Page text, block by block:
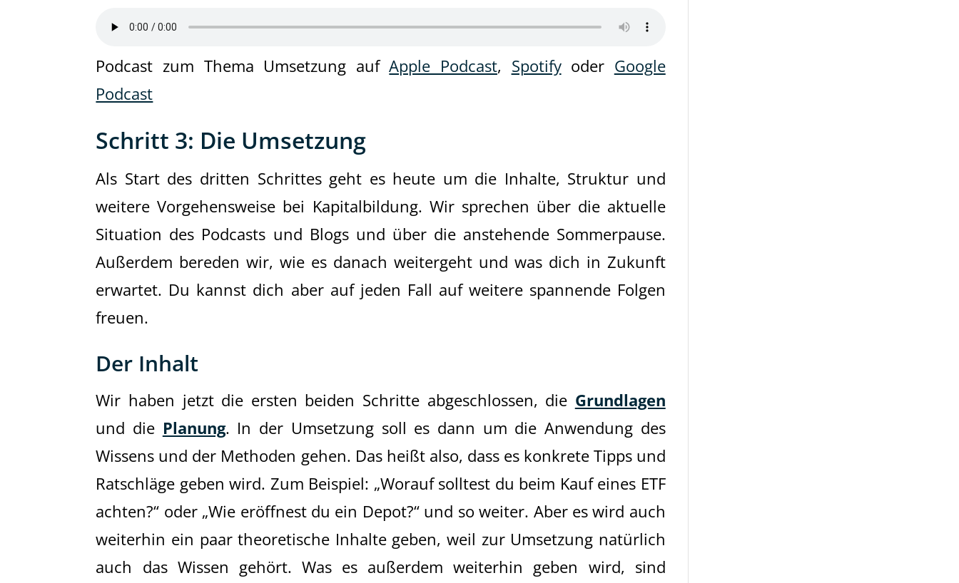
Podcast zum Thema Umsetzung aufApple Podcast, Spotifyoder Google
Podcast
Schritt 3: Die Umsetzung
Als Start des dritten Schrittes geht es heute um die Inhalte, Struktur und
weitere Vorgehensweise bei Kapitalbildung. Wir sprechen über die aktuelle
Situation des Podcasts und Blogs und über die anstehende Sommerpause.
Außerdem bereden wir, wie es danach weitergeht und was dich in Zukunft
erwartet. Du kannst dich aber auf jeden Fall auf weitere spannende Folgen
freuen.
Der Inhalt
Wir haben jetzt die ersten beiden Schritte abgeschlossen, die Grundlagen
und die Planung. In der Umsetzung soll es dann um die Anwendung des
Wissens und der Methoden gehen. Das heißt also, dass es konkrete Tipps und
Ratschläge geben wird. Zum Beispiel: „Worauf solltest du beim Kauf eines ETF
achten?“ oder „Wie eröffnest du ein Depot?“ und so weiter. Aber es wird auch
weiterhin ein paar theoretische Inhalte geben, weil zur Umsetzung natürlich
auch das Wissen gehört. Was es außerdem weiterhin geben wird, sind